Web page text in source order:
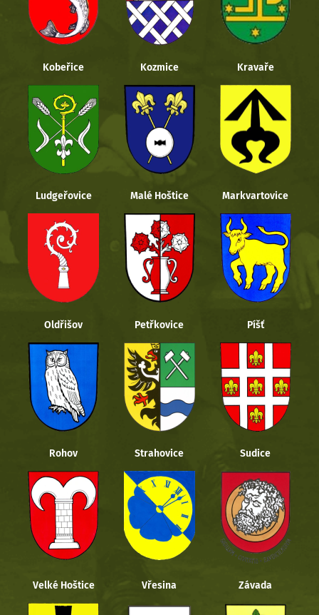
Kobeřice Kozmice Kravaře
Ludgeřovice Malé Hoštice Markvartovice
Oldřišov Petřkovice Píšť
Rohov Strahovice Sudice
Velké Hoštice Vřesina Závada